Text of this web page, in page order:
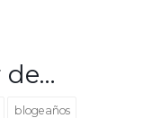
de…
blogeaños